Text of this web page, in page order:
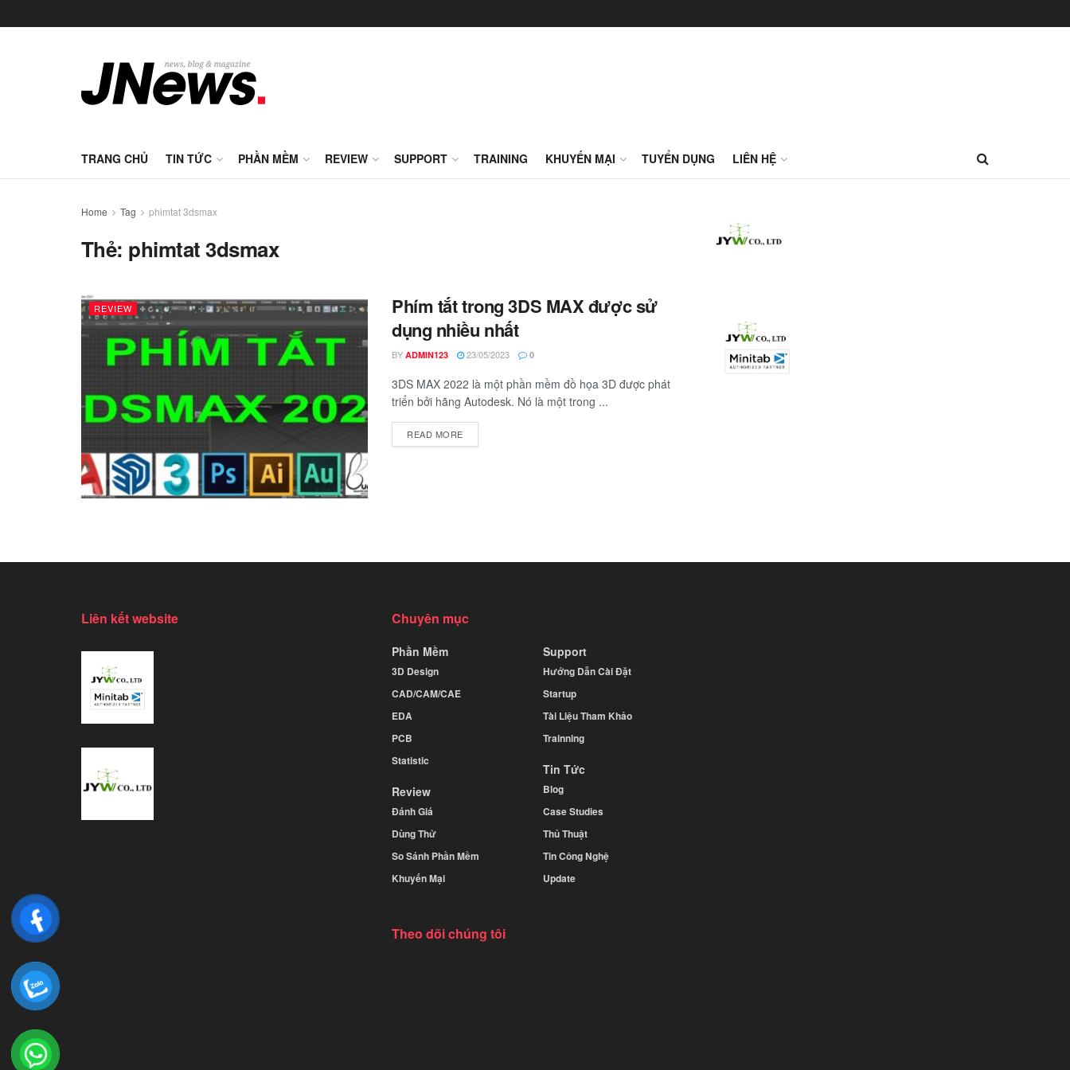
TRANG CHỦ TIN TỨC PHẦN MỀM REVIEW SUPPORT TRAINING KHUYẾN MẠI TUYỂN DỤNG LIÊN HỆ
Home Tag phimtat 3dsmax
Thẻ: phimtat 3dsmax
REVIEW
Phím tắt trong 3DS MAX được sử
dụng nhiều nhất
BY ADMIN123 23/05/2023 0
3DS MAX 2022 là một phần mềm đồ họa 3D được phát
triển bởi hãng Autodesk. Nó là một trong ...
READ MORE
Liên kết website Chuyên mục
Phần Mềm
3D Design
CAD/CAM/CAE
EDA
PCB
Statistic
Review
Đánh Giá
Dùng Thử
So Sánh Phần Mềm
Khuyến Mại
Support
Hướng Dẫn Cài Đặt
Startup
Tài Liệu Tham Khảo
Trainning
Tin Tức
Blog
Case Studies
Thủ Thuật
Tin Công Nghệ
Update
Theo dõi chúng tôi